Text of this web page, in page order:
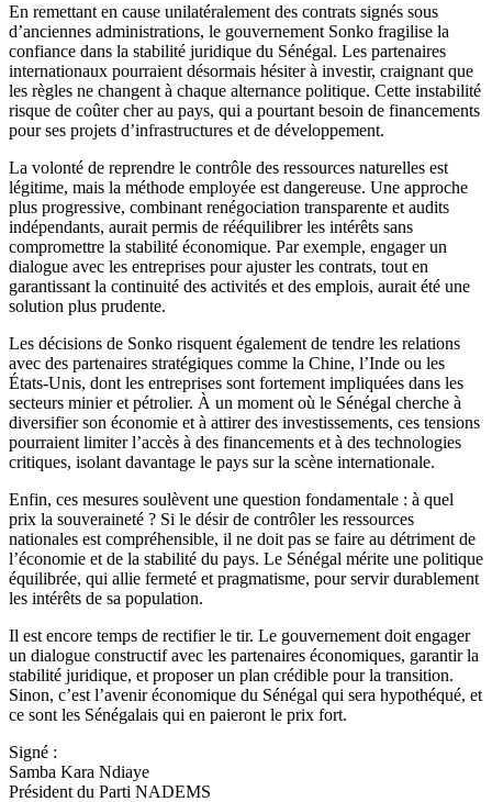
En remettant en cause unilatéralement des contrats signés sous
d’anciennes administrations, le gouvernement Sonko fragilise la
confiance dans la stabilité juridique du Sénégal. Les partenaires
internationaux pourraient désormais hésiter à investir, craignant que
les règles ne changent à chaque alternance politique. Cette instabilité
risque de coûter cher au pays, qui a pourtant besoin de financements
pour ses projets d’infrastructures et de développement.
La volonté de reprendre le contrôle des ressources naturelles est
légitime, mais la méthode employée est dangereuse. Une approche
plus progressive, combinant renégociation transparente et audits
indépendants, aurait permis de rééquilibrer les intérêts sans
compromettre la stabilité économique. Par exemple, engager un
dialogue avec les entreprises pour ajuster les contrats, tout en
garantissant la continuité des activités et des emplois, aurait été une
solution plus prudente.
Les décisions de Sonko risquent également de tendre les relations
avec des partenaires stratégiques comme la Chine, l’Inde ou les
États-Unis, dont les entreprises sont fortement impliquées dans les
secteurs minier et pétrolier. À un moment où le Sénégal cherche à
diversifier son économie et à attirer des investissements, ces tensions
pourraient limiter l’accès à des financements et à des technologies
critiques, isolant davantage le pays sur la scène internationale.
Enfin, ces mesures soulèvent une question fondamentale : à quel
prix la souveraineté ? Si le désir de contrôler les ressources
nationales est compréhensible, il ne doit pas se faire au détriment de
l’économie et de la stabilité du pays. Le Sénégal mérite une politique
équilibrée, qui allie fermeté et pragmatisme, pour servir durablement
les intérêts de sa population.
Il est encore temps de rectifier le tir. Le gouvernement doit engager
un dialogue constructif avec les partenaires économiques, garantir la
stabilité juridique, et proposer un plan crédible pour la transition.
Sinon, c’est l’avenir économique du Sénégal qui sera hypothéqué, et
ce sont les Sénégalais qui en paieront le prix fort.
Signé :
Samba Kara Ndiaye
Président du Parti NADEMS